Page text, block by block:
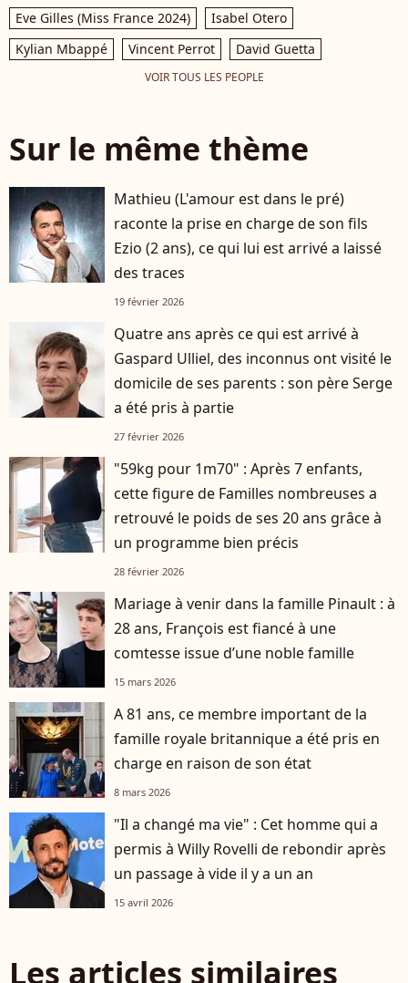
Eve Gilles (Miss France 2024)
Isabel Otero
Kylian Mbappé
Vincent Perrot David Guetta
VOIR TOUS LES PEOPLE
Sur le même thème
Mathieu (L'amour est dans le pré)
raconte la prise en charge de son fils
Ezio (2 ans), ce qui lui est arrivé a laissé
des traces
19 février 2026
Quatre ans après ce qui est arrivé à
Gaspard Ulliel, des inconnus ont visité le
domicile de ses parents : son père Serge
a été pris à partie
27 février 2026
"59kg pour 1m70" : Après 7 enfants,
cette figure de Familles nombreuses a
retrouvé le poids de ses 20 ans grâce à
un programme bien précis
28 février 2026
Mariage à venir dans la famille Pinault : à
28 ans, François est fiancé à une
comtesse issue d’une noble famille
15 mars 2026
A 81 ans, ce membre important de la
famille royale britannique a été pris en
charge en raison de son état
8 mars 2026
"Il a changé ma vie" : Cet homme qui a
permis à Willy Rovelli de rebondir après
un passage à vide il y a un an
15 avril 2026
Les articles similaires